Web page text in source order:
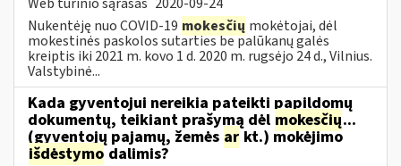
Nukentėję nuo COVID-19 mokesčių mokėtojai, dėl
mokestinės paskolos sutarties be palūkanų galės
kreiptis iki 2021 m. kovo 1 d. 2020 m. rugsėjo 24 d., Vilnius.
Valstybinė...
Kada gyventojui nereikia pateikti papildomų
dokumentų, teikiant prašymą dėl mokesčių...
(gyventojų pajamų, žemės ar kt.) mokėjimo
išdėstymo dalimis?